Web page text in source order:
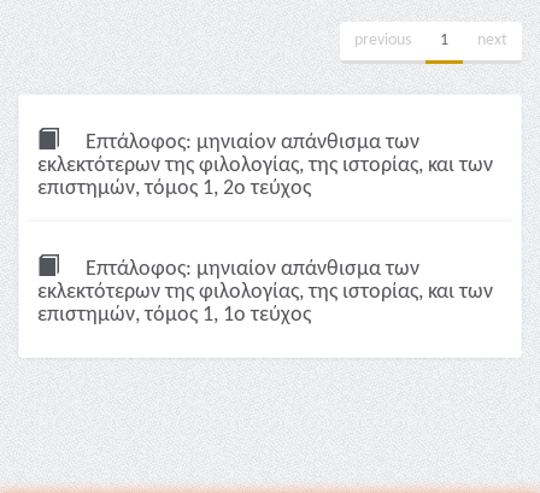
previous 1 next
Επτάλοφος: μηνιαίον απάνθισμα των
εκλεκτότερων της φιλολογίας, της ιστορίας, και των
επιστημών, τόμος 1, 2ο τεύχος
Επτάλοφος: μηνιαίον απάνθισμα των
εκλεκτότερων της φιλολογίας, της ιστορίας, και των
επιστημών, τόμος 1, 1ο τεύχος